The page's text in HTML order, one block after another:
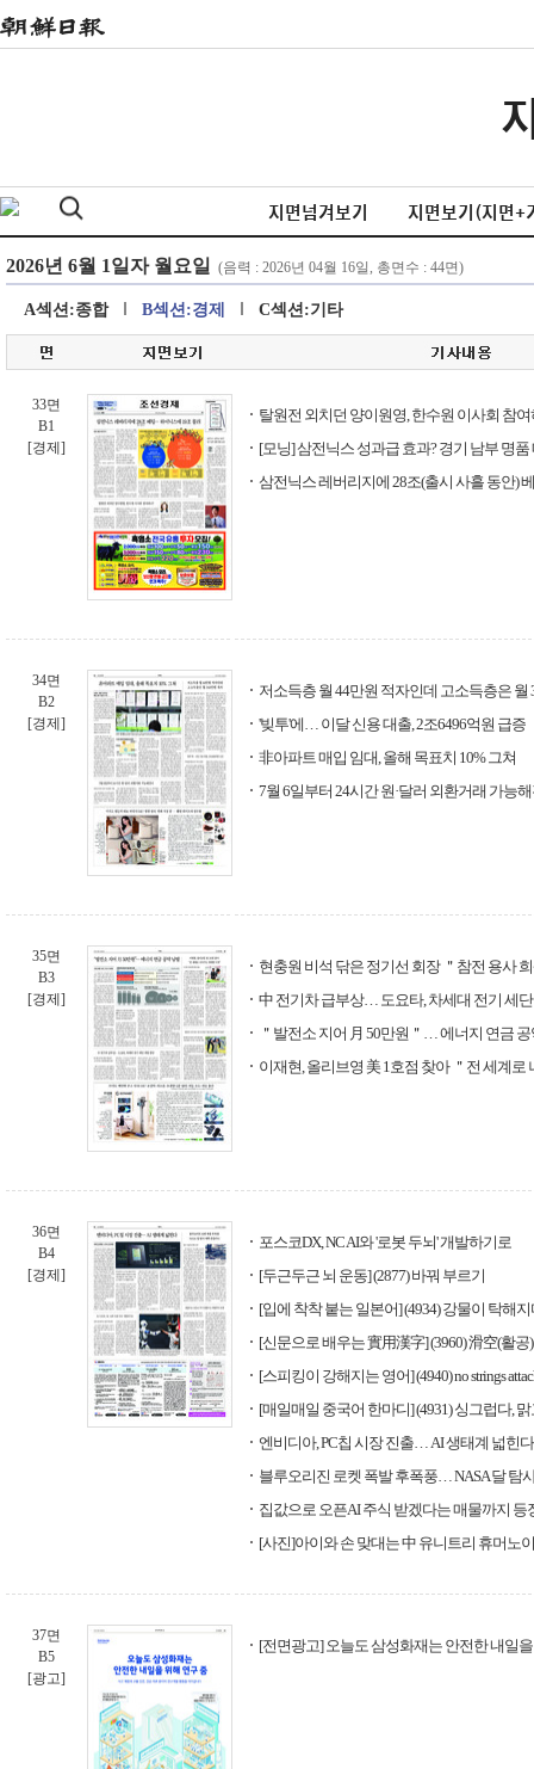
지면넘겨보기 지면보기(지면+
A섹션:종합 B섹션:경제 C섹션:기타
33면
B1
[경제]
탈원전 외치던 양이원영, 한수원 이사회 참여
[모닝] 삼전닉스 성과급 효과? 경기 남부 명품
삼전닉스 레버리지에 28조(출시 사흘 동안)
34면
B2
[경제]
저소득층 월 44만원 적자인데 고소득층은 월
'빚투'에… 이달 신용 대출, 2조6496억원 급증
非아파트 매입 임대, 올해 목표치 10% 그쳐
7월 6일부터 24시간 원·달러 외환거래 가능
35면
B3
[경제]
현충원 비석 닦은 정기선 회장 ＂참전 용사
中 전기차 급부상… 도요타, 차세대 전기 세
＂발전소 지어 月 50만원＂… 에너지 연금
이재현, 올리브영 美 1호점 찾아 ＂전 세계로
36면
B4
[경제]
포스코DX, NC AI와 '로봇 두뇌' 개발하기로
[두근두근 뇌 운동] (2877) 바꿔 부르기
[입에 착착 붙는 일본어] (4934) 강물이 탁해지
[신문으로 배우는 實用漢字] (3960) 滑空(활공)
[스피킹이 강해지는 영어] (4940) no strings
[매일매일 중국어 한마디] (4931) 싱그럽다,
엔비디아, PC칩 시장 진출… AI 생태계 넓힌다
블루오리진 로켓 폭발 후폭풍… NASA 달 탐
집값으로 오픈AI 주식 받겠다는 매물까지 등
[사진]아이와 손 맞대는 中 유니트리 휴머노
37면
B5
[광고]
[전면광고] 오늘도 삼성화재는 안전한 내일